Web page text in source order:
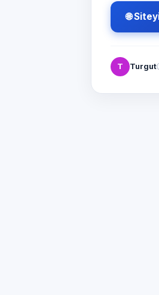
🌐
T Turgut